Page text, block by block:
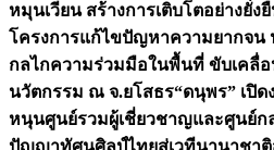
หมุนเวียน สร้างการเติบโตอย่างยั่ง
โครงการแก้ไขปัญหาความยากจน
กลไกความร่วมมือในพื้นที่ ขับเคลื่อ
นวัตกรรม ณ จ.ยโสธร“ดนุพร” เปิด
หนุนศูนย์รวมผู้เชี่ยวชาญและศูนย์ก
ปัญญาทัศนศิลป์ไทยสู่เวทีนานาชาติ